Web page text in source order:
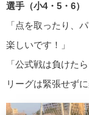
選手（小4・5・6）
「点を取ったり、
楽しいです！」
「公式戦は負けた
リーグは緊張せず